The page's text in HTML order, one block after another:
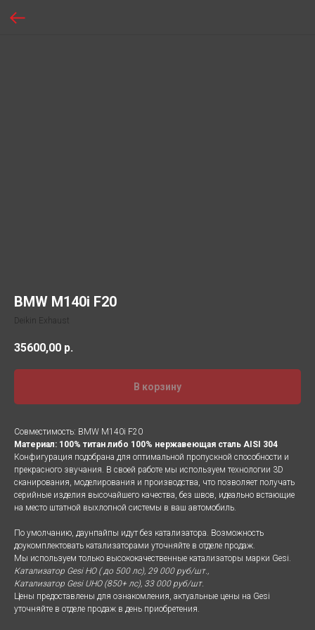
BMW M140i F20
Deikin Exhaust
35600,00 р.
В корзину
Совместимость: BMW M140i F20
Материал: 100% титан либо 100% нержавеющая сталь AISI 304
Конфигурация подобрана для оптимальной пропускной способности и
прекрасного звучания. В своей работе мы используем технологии 3D
сканирования, моделирования и производства, что позволяет получать
серийные изделия высочайшего качества, без швов, идеально встающие
на место штатной выхлопной системы в ваш автомобиль.
По умолчанию, даунпайпы идут без катализатора. Возможность
доукомплектовать катализаторами уточняйте в отделе продаж.
Мы используем только высококачественные катализаторы марки Gesi.
Катализатор Gesi HO ( до 500 лс), 29 000 руб/шт.,
Катализатор Gesi UHO (850+ лс), 33 000 руб/шт.
Цены предоставлены для ознакомления, актуальные цены на Gesi
уточняйте в отделе продаж в день приобретения.